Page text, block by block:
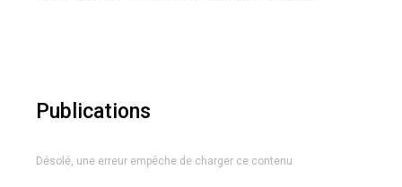
Publications
Désolé, une erreur empêche de charger ce contenu